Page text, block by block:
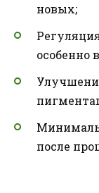
новых;
особенно
после